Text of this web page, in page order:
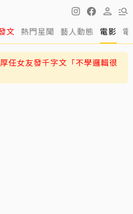
文 熱門星聞 藝人動態 電影
任女友發千字文「不學邏輯很